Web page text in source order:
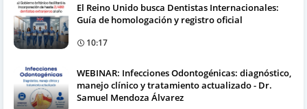
El Reino Unido busca Dentistas Internacionales:
Guía de homologación y registro oficial
10:17
WEBINAR: Infecciones Odontogénicas: diagnóstico,
manejo clínico y tratamiento actualizado - Dr.
Samuel Mendoza Álvarez